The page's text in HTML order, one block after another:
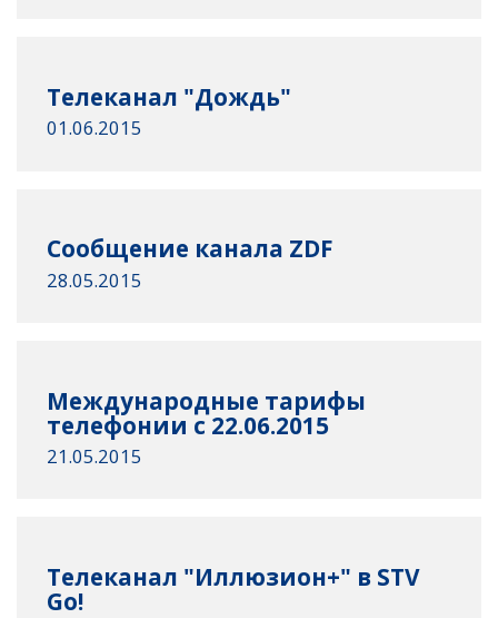
Телеканал "Дождь"
01.06.2015
Сообщение канала ZDF
28.05.2015
Международные тарифы
телефонии с 22.06.2015
21.05.2015
Телеканал "Иллюзион+" в STV
Go!